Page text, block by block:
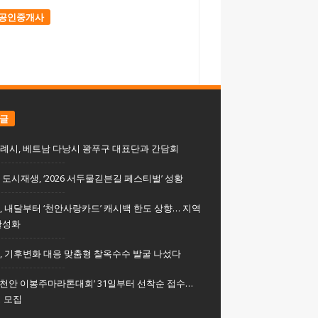
인중개사
시, 베트남 다낭시 꽝푸구 대표단과 간담회
시재생, ‘2026 서두물긷븐길 페스티벌’ 성황
내달부터 ‘천안사랑카드’ 캐시백 한도 상향… 지역
화
기후변화 대응 맞춤형 찰옥수수 발굴 나섰다
안 이봉주마라톤대회’ 31일부터 선착순 접수…
모집